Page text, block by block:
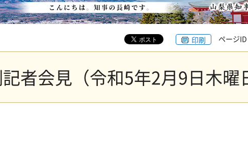
印刷 ページ
者会見（令和5年2月9日木曜